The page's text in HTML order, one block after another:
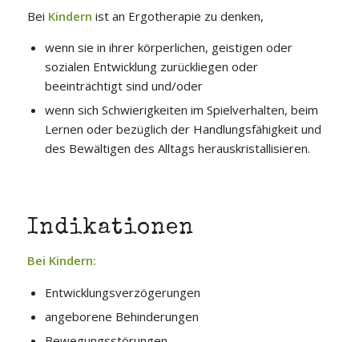
Bei Kindern ist an Ergotherapie zu denken,
wenn sie in ihrer körperlichen, geistigen oder
sozialen Entwicklung zurückliegen oder
beeinträchtigt sind und/oder
wenn sich Schwierigkeiten im Spielverhalten, beim
Lernen oder bezüglich der Handlungsfähigkeit und
des Bewältigen des Alltags herauskristallisieren.
Indikationen
Bei Kindern:
Entwicklungsverzögerungen
angeborene Behinderungen